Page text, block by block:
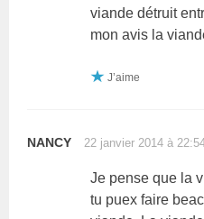
viande détruit
mon avis la
J’aime
NANCY 22 janvier 2014 à
Je pense que la
tu puex faire